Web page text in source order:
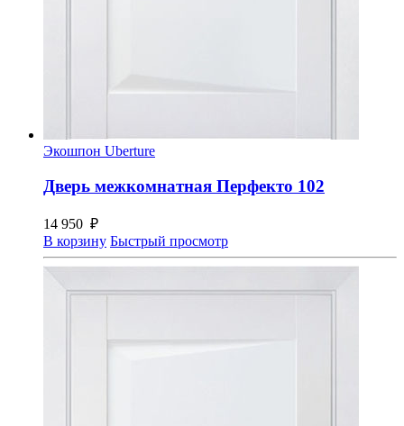
Экошпон Uberture
Дверь межкомнатная Перфекто 102
14 950 ₽
В корзину Быстрый просмотр